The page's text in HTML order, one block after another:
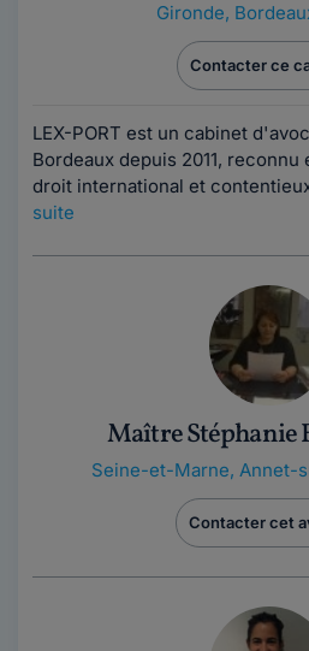
Gironde,
Contacter ce
LEX-PORT est un cabinet
Bordeaux depuis 2011,
droit international et
suite
Maître Stéphanie
Seine-et-Marne, Annet-
Contacter cet